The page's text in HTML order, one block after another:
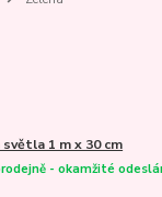
1 m x 30 cm
- okamžité